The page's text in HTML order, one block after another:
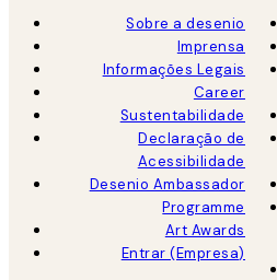
Sobre a desenio
Imprensa
Informações Legais
Career
Sustentabilidade
Declaração de
Acessibilidade
Desenio Ambassador
Programme
Art Awards
Entrar (Empresa)